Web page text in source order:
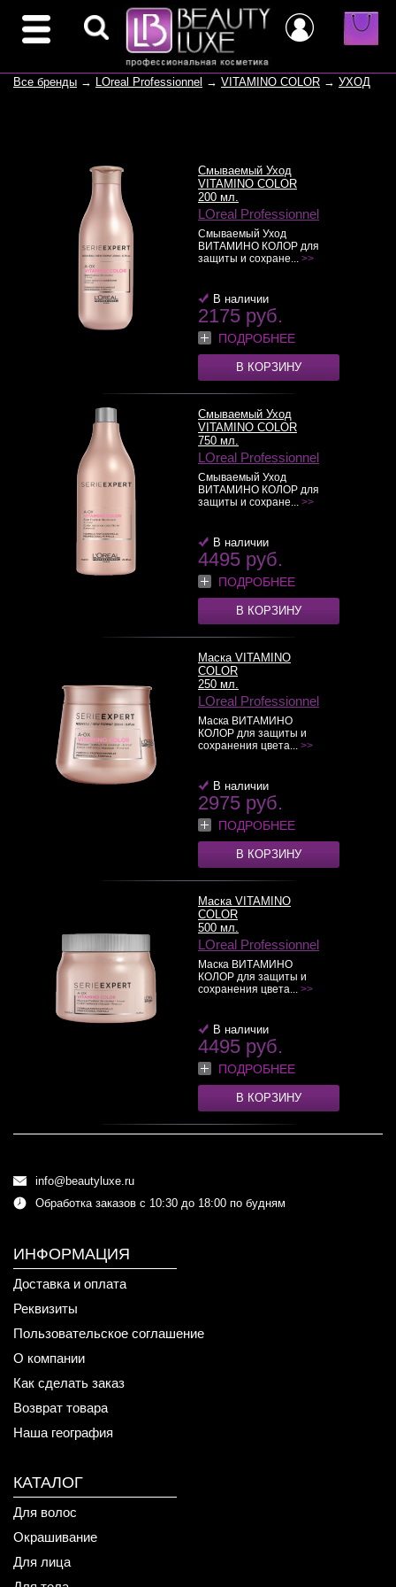
Все бренды → LOreal Professionnel → VITAMINO COLOR → УХОД
Смываемый Уход
VITAMINO COLOR
200 мл.
LOreal Professionnel
Смываемый Уход
ВИТАМИНО КОЛОР для
защиты и сохране... >>
В наличии
2175 руб.
ПОДРОБНЕЕ
В КОРЗИНУ
Смываемый Уход
VITAMINO COLOR
750 мл.
LOreal Professionnel
Смываемый Уход
ВИТАМИНО КОЛОР для
защиты и сохране... >>
В наличии
4495 руб.
ПОДРОБНЕЕ
В КОРЗИНУ
Маска VITAMINO
COLOR
250 мл.
LOreal Professionnel
Маска ВИТАМИНО
КОЛОР для защиты и
сохранения цвета... >>
В наличии
2975 руб.
ПОДРОБНЕЕ
В КОРЗИНУ
Маска VITAMINO
COLOR
500 мл.
LOreal Professionnel
Маска ВИТАМИНО
КОЛОР для защиты и
сохранения цвета... >>
В наличии
4495 руб.
ПОДРОБНЕЕ
В КОРЗИНУ
info@beautyluxe.ru
Обработка заказов с 10:30 до 18:00 по будням
ИНФОРМАЦИЯ
Доставка и оплата
Реквизиты
Пользовательское соглашение
О компании
Как сделать заказ
Возврат товара
Наша география
КАТАЛОГ
Для волос
Окрашивание
Для лица